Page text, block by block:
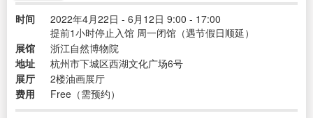
时间
2022年4月22日 - 6月12日 9:00 - 17:00
提前1小时停止入馆 周一闭馆（遇节假日顺延）
展馆
浙江自然博物院
地址
杭州市下城区西湖文化广场6号
展厅
2楼油画展厅
费用
Free（需预约）